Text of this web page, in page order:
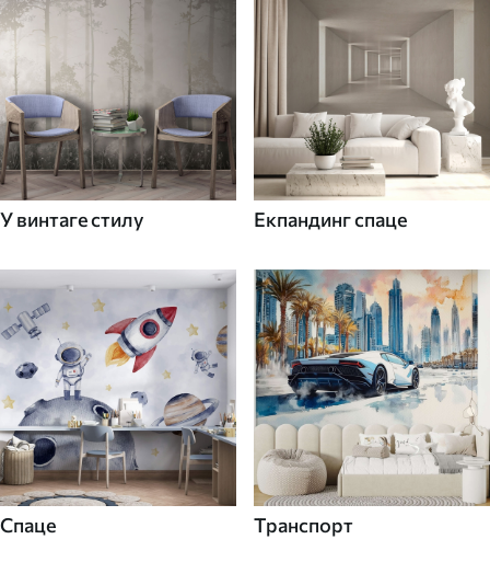
У винтаге стилу Екпандинг спаце
Спаце Транспорт